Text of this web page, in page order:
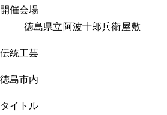
開催会場
徳島県立阿波十郎兵衛屋敷
伝統工芸
徳島市内
タイトル